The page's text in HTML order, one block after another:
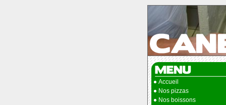
Accueil
Nos pizzas
Nos boissons